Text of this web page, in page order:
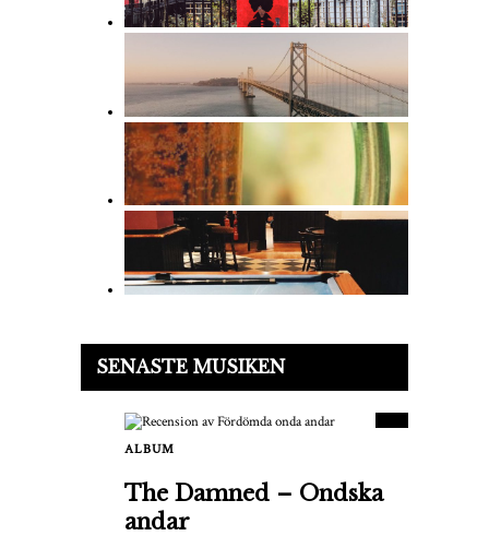
SENASTE MUSIKEN
ALBUM
The Damned – Ondska
andar